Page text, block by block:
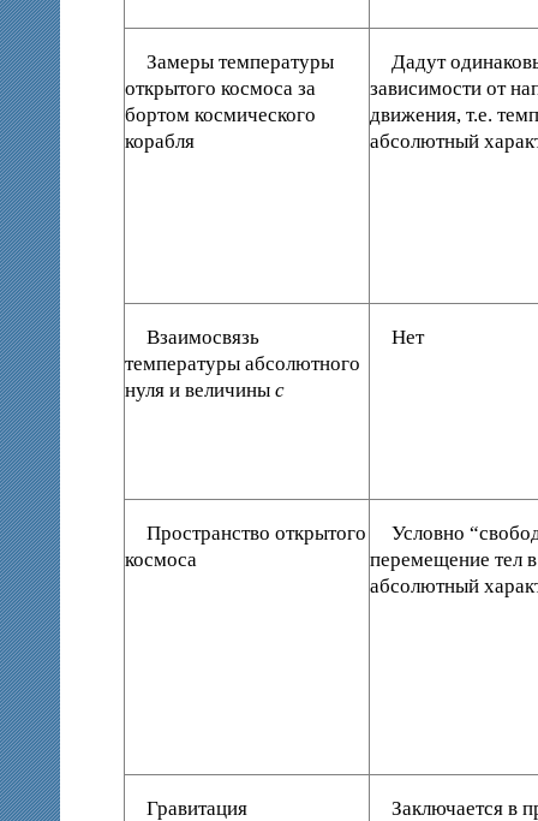
Замеры температуры
открытого космоса за
бортом космического
корабля
Дадут
зависимости от
движения, т.е.
абсолютный
Взаимосвязь
температуры абсолютного
нуля и величины с
Нет
Пространство открытого
космоса
Условно
перемещение тел
абсолютный
Гравитация
Заключается в